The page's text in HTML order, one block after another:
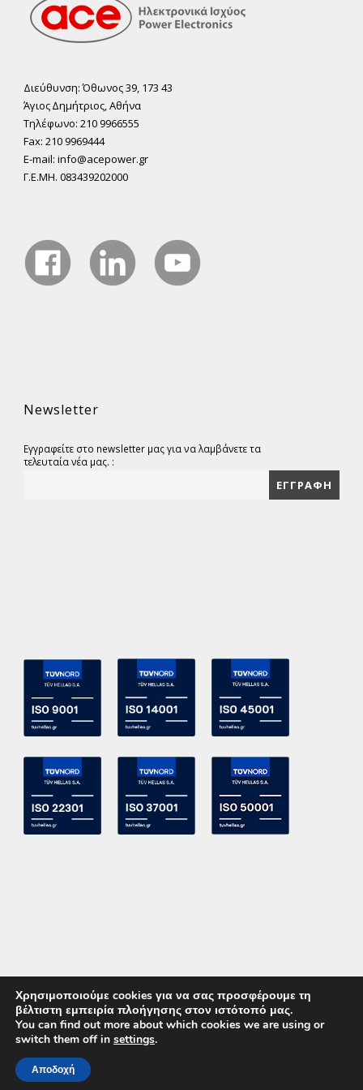
Διεύθυνση: Όθωνος 39, 173 43
Άγιος ∆ηµήτριος, Αθήνα
Τηλέφωνο: 210 9966555
Fax: 210 9969444
E-mail: info@acepower.gr
Γ.Ε.ΜΗ. 083439202000
Newsletter
Εγγραφείτε στο newsletter μας για να λαμβάνετε τα
τελευταία νέα μας. :
Copyright 2015 ACE Power Electronics - All Right Reserved
ΚΑΛΕΣΤΕ ΜΑΣ
Χρησιμοποιούμε cookies για να σας προσφέρουμε τη
βέλτιστη εμπειρία πλοήγησης στον ιστότοπό μας.
You can find out more about which cookies we are using or
switch them off in settings.
Αποδοχή